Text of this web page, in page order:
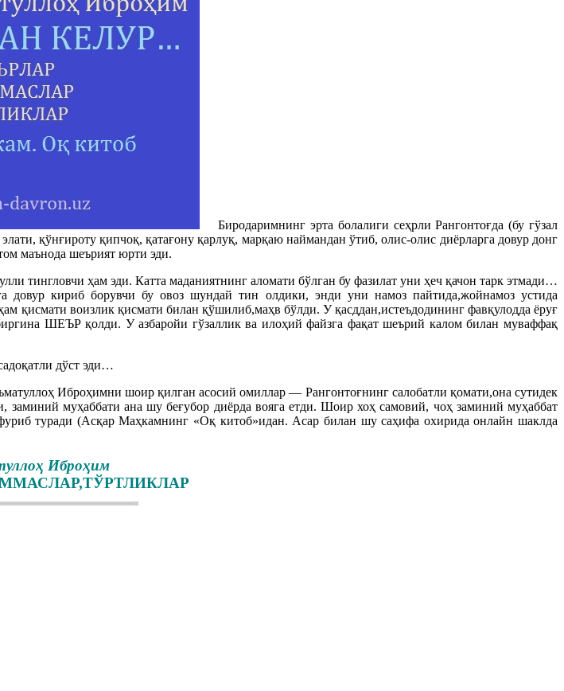
Биродаримнинг эрта болалиги сеҳрли Рангонтоғда (бу гўзал
қўнғироту қипчоқ, қатағону қарлуқ, марқаю наймандан ўтиб, олис-олис диёрларга довур донг
маънода шеърият юрти эди.
тингловчи ҳам эди. Катта маданиятнинг аломати бўлган бу фазилат уни ҳеч қачон тарк этмади…
кириб борувчи бу овоз шундай тин олдики, энди уни намоз пайтида,жойнамоз устида
воизлик қисмати билан қўшилиб,маҳв бўлди. У қасддан,истеъдодининг фавқулодда ёруғ
ШЕЪР қолди. У азбаройи гўзаллик ва илоҳий файзга фақат шеърий калом билан муваффақ
дўст эди…
Иброҳимни шоир қилган асосий омиллар — Рангонтоғнинг салобатли қомати,она сутидек
муҳаббати ана шу беғубор диёрда вояга етди. Шоир хоҳ самовий, чоҳ заминий муҳаббат
туради (Асқар Маҳкамнинг «Оқ китоб»идан. Асар билан шу саҳифа охирида онлайн шаклда
Иброҳим